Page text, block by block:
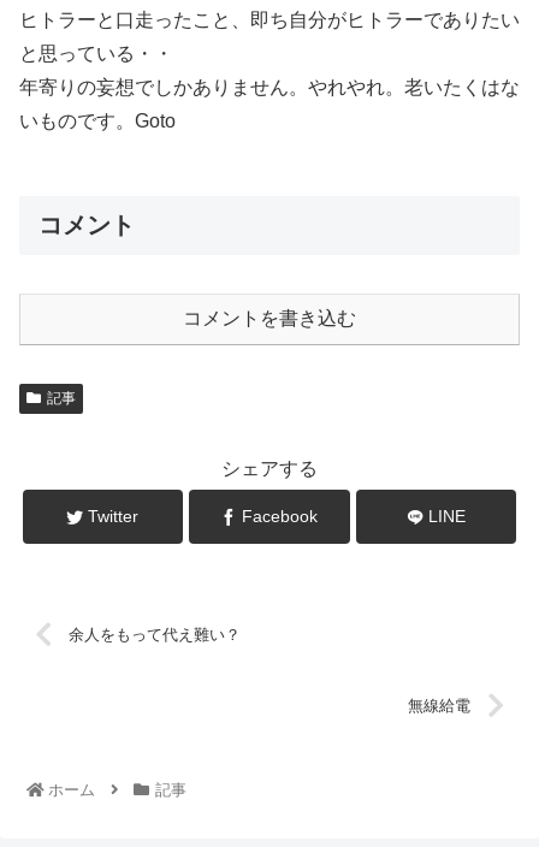
ヒトラーと口走ったこと、即ち自分がヒトラーでありたい
と思っている・・
年寄りの妄想でしかありません。やれやれ。老いたくはな
いものです。Goto
コメント
コメントを書き込む
記事
シェアする
Twitter Facebook LINE
余人をもって代え難い？
無線給電
ホーム 記事